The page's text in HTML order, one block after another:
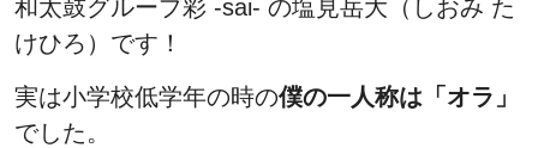
和太鼓グループ彩 -sai- の塩見岳大（しおみ た
けひろ）です！
実は小学校低学年の時の僕の一人称は「オラ」
でした。